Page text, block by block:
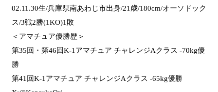
02.11.30生/兵庫県南あわじ市出身/21歳/180cm/オーソドック
ス/3戦2勝(1KO)1敗
＜アマチュア優勝歴＞
第35回・第46回K-1アマチュア チャレンジAクラス -70kg優
勝
第41回K-1アマチュア チャレンジAクラス -65kg優勝